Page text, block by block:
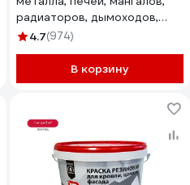
радиаторов, дымоходов,
суппортов до 1200°С Certa
аэрозоль CPR00038
4.7(974)
В корзину